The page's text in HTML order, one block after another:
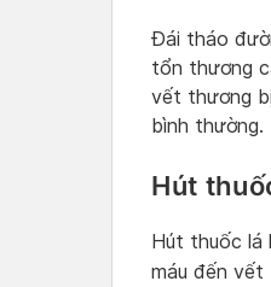
Đái tháo
tổn thương
vết thương
bình thường.
Hút
Hút thuốc lá
máu đến vết